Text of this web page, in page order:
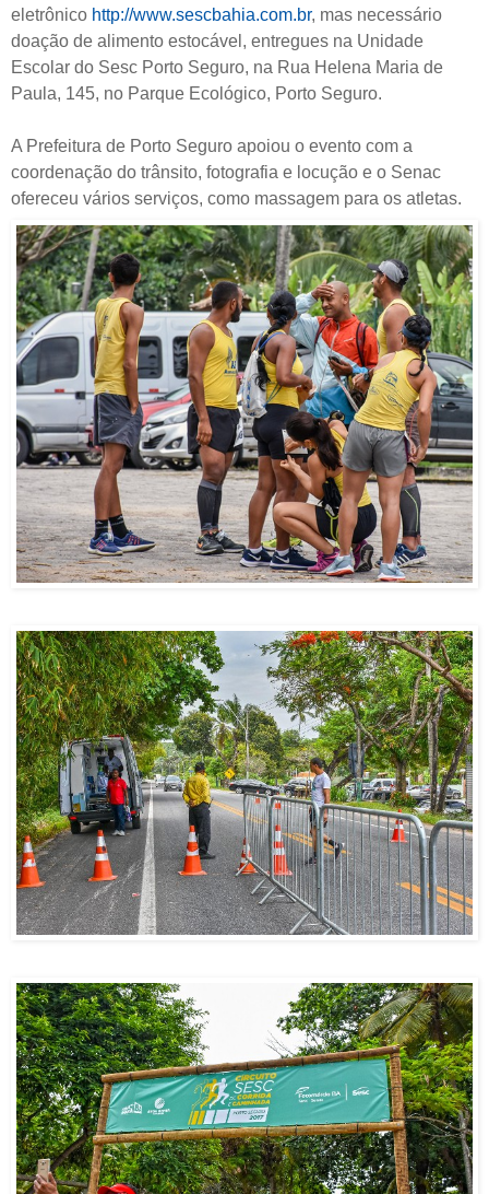
eletrônico http://www.sescbahia.com.br, mas necessário
doação de alimento estocável, entregues na Unidade
Escolar do Sesc Porto Seguro, na Rua Helena Maria de
Paula, 145, no Parque Ecológico, Porto Seguro.
A Prefeitura de Porto Seguro apoiou o evento com a
coordenação do trânsito, fotografia e locução e o Senac
ofereceu vários serviços, como massagem para os atletas.